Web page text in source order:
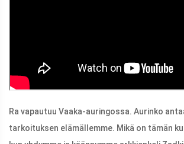
Ra vapautuu Vaaka-auringossa. Aurinko
tarkoituksen elämällemme. Mikä on tämän